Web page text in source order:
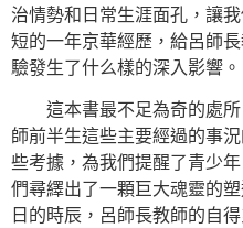
治情勢和日常生涯面孔，讓
短的一年京華經歷，給呂師
驗發生了什么樣的深入影響。
這本書最不足為奇的處
師前半生這些主要經過的事
些考據，為我們提醒了青少
們尋繹出了一顆巨大魂靈的
日的時辰，呂師長教師的自